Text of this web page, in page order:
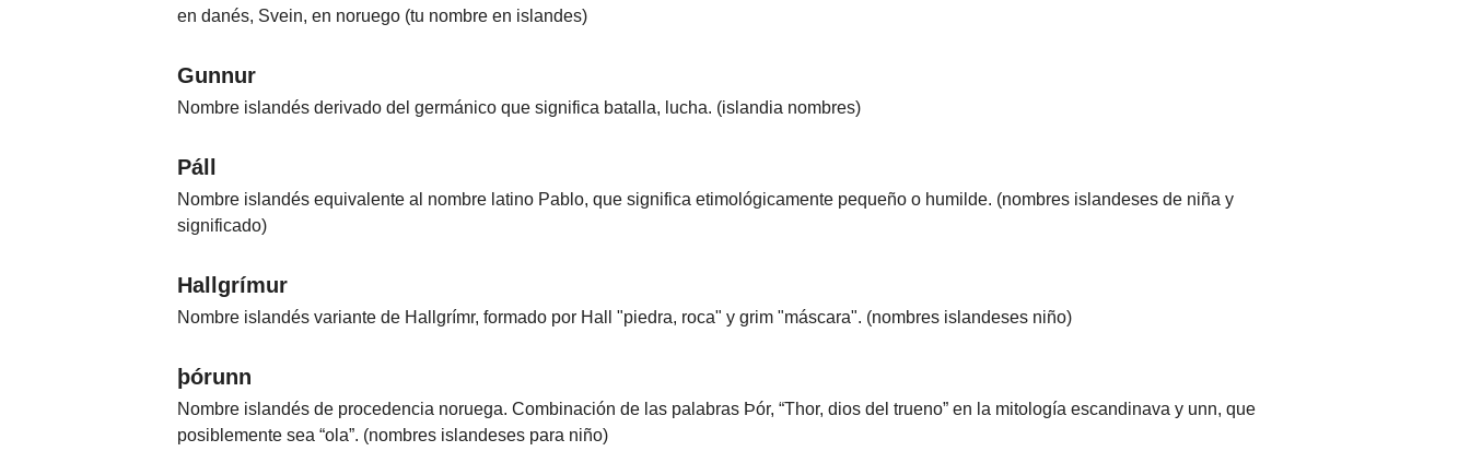
en danés, Svein, en noruego (tu nombre en islandes)
Gunnur
Nombre islandés derivado del germánico que significa batalla, lucha. (islandia nombres)
Páll
Nombre islandés equivalente al nombre latino Pablo, que significa etimológicamente pequeño o humilde. (nombres islandeses de niña y
significado)
Hallgrímur
Nombre islandés variante de Hallgrímr, formado por Hall "piedra, roca" y grim "máscara". (nombres islandeses niño)
þórunn
Nombre islandés de procedencia noruega. Combinación de las palabras Þór, “Thor, dios del trueno” en la mitología escandinava y unn, que
posiblemente sea “ola”. (nombres islandeses para niño)